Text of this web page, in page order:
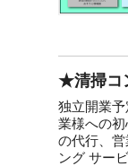
★清掃コ
独立開業
業様への
の代行、
ング サー